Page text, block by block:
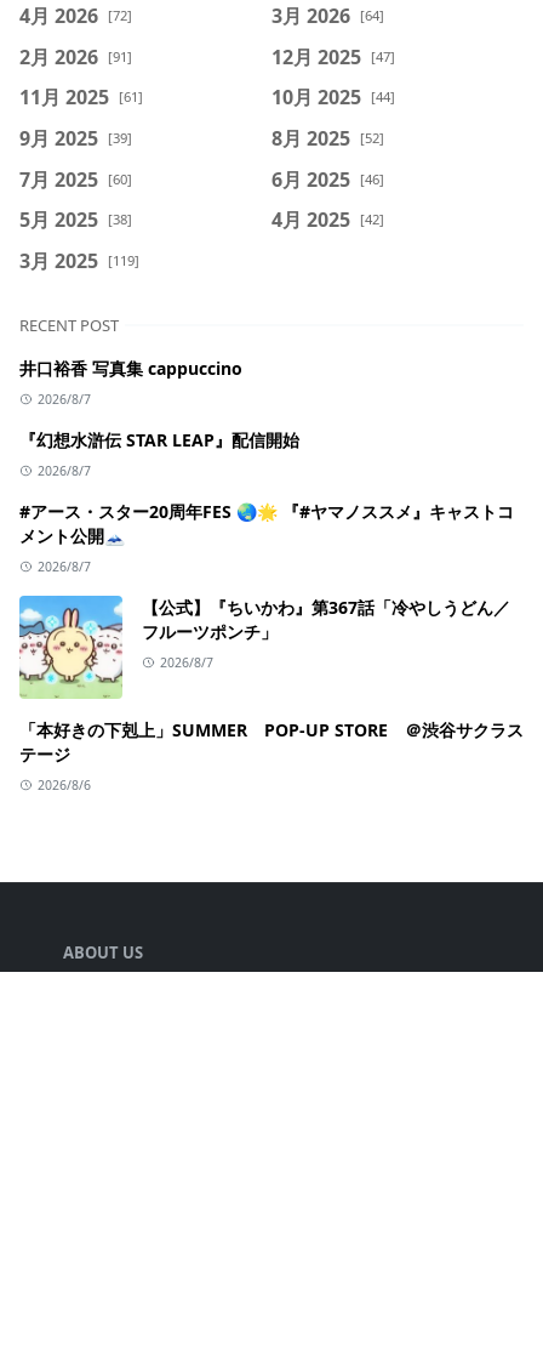
4月 2026 [72] 3月 2026 [64]
2月 2026 [91] 12月 2025 [47]
11月 2025 [61] 10月 2025 [44]
9月 2025 [39] 8月 2025 [52]
7月 2025 [60] 6月 2025 [46]
5月 2025 [38] 4月 2025 [42]
3月 2025 [119]
RECENT POST
井口裕香 写真集 cappuccino
2026/8/7
『幻想水滸伝 STAR LEAP』配信開始
2026/8/7
#アース・スター20周年FES 🌏🌟 『#ヤマノススメ』キャストコ
メント公開🗻
2026/8/7
【公式】『ちいかわ』第367話「冷やしうどん／
フルーツポンチ」
2026/8/7
「本好きの下剋上」SUMMER POP-UP STORE ＠渋谷サクラス
テージ
2026/8/6
ABOUT US